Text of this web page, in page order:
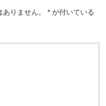
りません。 * が付いている